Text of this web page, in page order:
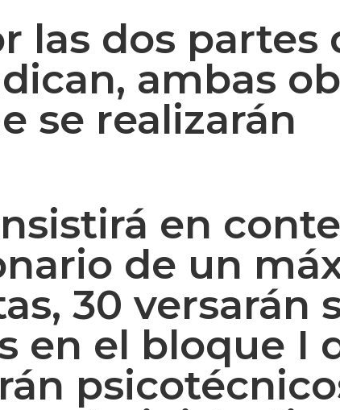
las dos partes
ambas
se realizarán
en
de un
30 versarán
en el bloque I